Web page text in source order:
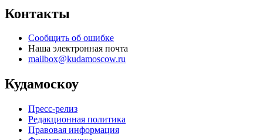
Контакты
Сообщить об ошибке
Наша электронная почта
mailbox@kudamoscow.ru
Кудамоскоу
Пресс-релиз
Редакционная политика
Правовая информация